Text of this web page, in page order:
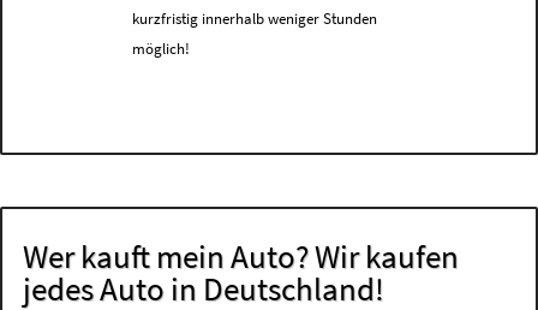
kurzfristig innerhalb weniger Stunden
möglich!
Wer kauft mein Auto? Wir kaufen
jedes Auto in Deutschland!